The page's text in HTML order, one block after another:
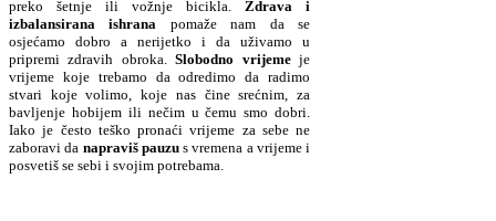
preko šetnje ili vožnje bicikla. Zdrava i
izbalansirana ishrana pomaže nam da se
osjećamo dobro a nerijetko i da uživamo u
pripremi zdravih obroka.Slobodno vrijemeje
vrijeme koje trebamo da odredimo da radimo
stvari koje volimo, koje nas čine srećnim, za
bavljenje hobijem ili nečim u čemu smo dobri.
Iako je često teško pronaći vrijeme za sebe ne
zaboravi da napraviš pauzus vremena a vrijeme i
posvetiš se sebi i svojim potrebama.